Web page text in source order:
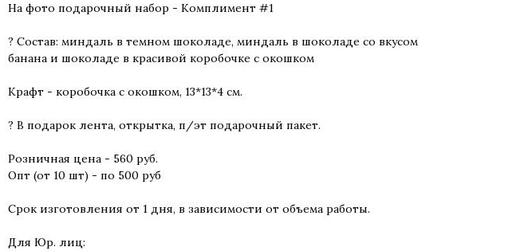
На фото подарочный набор - Комплимент #1
? Состав: миндаль в темном шоколаде, миндаль в шоколаде со вкусом
банана и шоколаде в красивой коробочке с окошком
Крафт - коробочка с окошком, 13*13*4 см.
? В подарок лента, открытка, п/эт подарочный пакет.
Розничная цена - 560 руб.
Опт (от 10 шт) - по 500 руб
Срок изготовления от 1 дня, в зависимости от объема работы.
Для Юр. лиц: